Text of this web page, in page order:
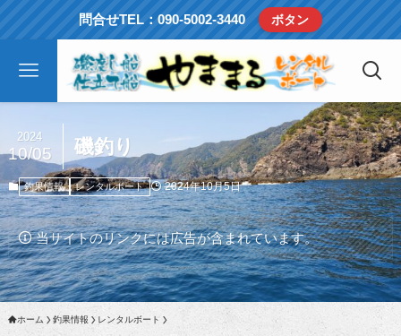
問合せTEL：090-5002-3440 ボタン
磯釣り
2024
10/05
釣果情報 レンタルボート 2024年10月5日
当サイトのリンクには広告が含まれています。
ホーム 釣果情報 レンタルボート